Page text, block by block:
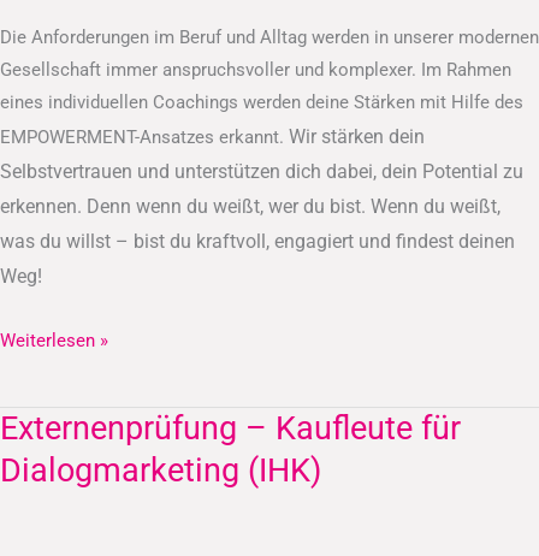
Die Anforderungen im Beruf und Alltag werden in unserer modernen
Gesellschaft immer anspruchsvoller und komplexer. Im Rahmen
eines individuellen Coachings werden deine Stärken mit Hilfe des
EMPOWERMENT-Ansatzes erkannt. Wir stärken dein
Selbstvertrauen und unterstützen dich dabei, dein Potential zu
erkennen. Denn wenn du weißt, wer du bist. Wenn du weißt,
was du willst – bist du kraftvoll, engagiert und findest deinen
Weg!
Weiterlesen »
Externenprüfung – Kaufleute für
Dialogmarketing (IHK)
Externenprüfung
–
Kaufleute